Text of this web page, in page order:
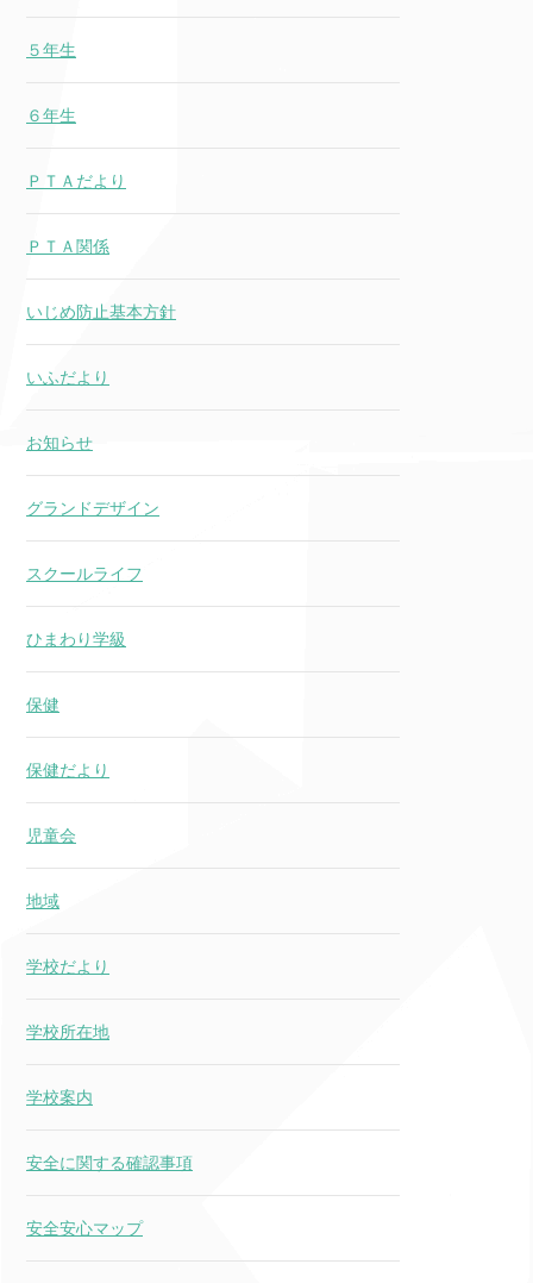
５年生
６年生
ＰＴＡだより
ＰＴＡ関係
いじめ防止基本方針
いふだより
お知らせ
グランドデザイン
スクールライフ
ひまわり学級
保健
保健だより
児童会
地域
学校だより
学校所在地
学校案内
安全に関する確認事項
安全安心マップ